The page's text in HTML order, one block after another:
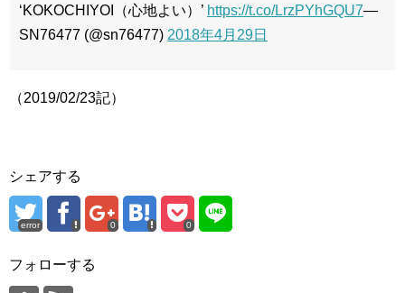
‘KOKOCHIYOI（心地よい）’ https://t.co/LrzPYhGQU7—
SN76477 (@sn76477) 2018年4月29日
（2019/02/23記）
シェアする
error 0 0
フォローする